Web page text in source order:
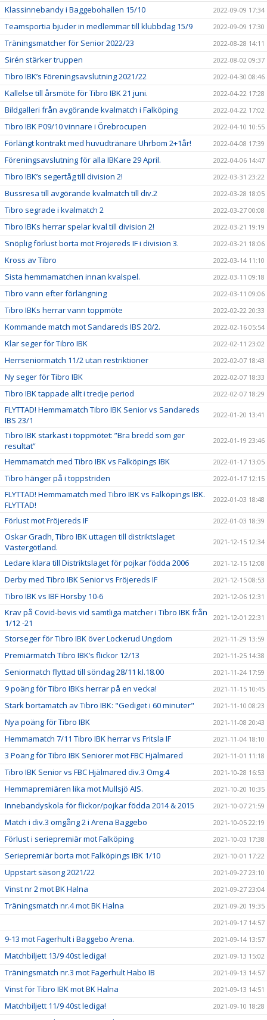
Klassinnebandy i Baggebohallen 15/10 2022-09-09 17:34
Teamsportia bjuder in medlemmar till klubbdag 15/9 2022-09-09 17:30
Träningsmatcher för Senior 2022/23 2022-08-28 14:11
Sirén stärker truppen 2022-08-02 09:37
Tibro IBK’s Föreningsavslutning 2021/22 2022-04-30 08:46
Kallelse till årsmöte för Tibro IBK 21 juni. 2022-04-22 17:28
Bildgalleri från avgörande kvalmatch i Falköping 2022-04-22 17:02
Tibro IBK P09/10 vinnare i Örebrocupen 2022-04-10 10:55
Förlängt kontrakt med huvudtränare Uhrbom 2+1år! 2022-04-08 17:39
Föreningsavslutning för alla IBKare 29 April. 2022-04-06 14:47
Tibro IBK’s segertåg till division 2! 2022-03-31 23:22
Bussresa till avgörande kvalmatch till div.2 2022-03-28 18:05
Tibro segrade i kvalmatch 2 2022-03-27 00:08
Tibro IBKs herrar spelar kval till division 2! 2022-03-21 19:19
Snöplig förlust borta mot Fröjereds IF i division 3. 2022-03-21 18:06
Kross av Tibro 2022-03-14 11:10
Sista hemmamatchen innan kvalspel. 2022-03-11 09:18
Tibro vann efter förlängning 2022-03-11 09:06
Tibro IBKs herrar vann toppmöte 2022-02-22 20:33
Kommande match mot Sandareds IBS 20/2. 2022-02-16 05:54
Klar seger för Tibro IBK 2022-02-11 23:02
Herrseniormatch 11/2 utan restriktioner 2022-02-07 18:43
Ny seger för Tibro IBK 2022-02-07 18:33
Tibro IBK tappade allt i tredje period 2022-02-07 18:29
FLYTTAD! Hemmamatch Tibro IBK Senior vs Sandareds
IBS 23/1
2022-01-20 13:41
Tibro IBK starkast i toppmötet: ”Bra bredd som ger
resultat”
2022-01-19 23:46
Hemmamatch med Tibro IBK vs Falköpings IBK 2022-01-17 13:05
Tibro hänger på i toppstriden 2022-01-17 12:15
FLYTTAD! Hemmamatch med Tibro IBK vs Falköpings IBK.
FLYTTAD!
2022-01-03 18:48
Förlust mot Fröjereds IF 2022-01-03 18:39
Oskar Gradh, Tibro IBK uttagen till distriktslaget
Västergötland.
2021-12-15 12:34
Ledare klara till Distriktslaget för pojkar födda 2006 2021-12-15 12:08
Derby med Tibro IBK Senior vs Fröjereds IF 2021-12-15 08:53
Tibro IBK vs IBF Horsby 10-6 2021-12-06 12:31
Krav på Covid-bevis vid samtliga matcher i Tibro IBK från
1/12 -21
2021-12-01 22:31
Storseger för Tibro IBK över Lockerud Ungdom 2021-11-29 13:59
Premiärmatch Tibro IBK’s flickor 12/13 2021-11-25 14:38
Seniormatch flyttad till söndag 28/11 kl.18.00 2021-11-24 17:59
9 poäng för Tibro IBKs herrar på en vecka! 2021-11-15 10:45
Stark bortamatch av Tibro IBK: "Gediget i 60 minuter" 2021-11-10 08:23
Nya poäng för Tibro IBK 2021-11-08 20:43
Hemmamatch 7/11 Tibro IBK herrar vs Fritsla IF 2021-11-04 18:10
3 Poäng för Tibro IBK Seniorer mot FBC Hjälmared 2021-11-01 11:18
Tibro IBK Senior vs FBC Hjälmared div.3 Omg.4 2021-10-28 16:53
Hemmapremiären lika mot Mullsjö AIS. 2021-10-20 10:35
Innebandyskola för flickor/pojkar födda 2014 & 2015 2021-10-07 21:59
Match i div.3 omgång 2 i Arena Baggebo 2021-10-05 22:19
Förlust i seriepremiär mot Falköping 2021-10-03 17:38
Seriepremiär borta mot Falköpings IBK 1/10 2021-10-01 17:22
Uppstart säsong 2021/22 2021-09-27 23:10
Vinst nr 2 mot BK Halna 2021-09-27 23:04
Träningsmatch nr.4 mot BK Halna
2021-09-20 19:35
2021-09-17 14:57
9-13 mot Fagerhult i Baggebo Arena. 2021-09-14 13:57
Matchbiljett 13/9 40st lediga! 2021-09-13 15:02
Träningsmatch nr.3 mot Fagerhult Habo IB 2021-09-13 14:57
Vinst för Tibro IBK mot BK Halna 2021-09-13 14:51
Matchbiljett 11/9 40st lediga! 2021-09-10 18:28